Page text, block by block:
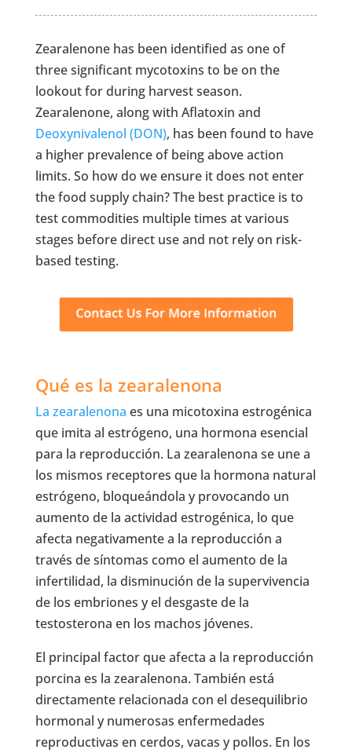
Zearalenone has been identified as one of
three significant mycotoxins to be on the
lookout for during harvest season.
Zearalenone, along with Aflatoxin and
Deoxynivalenol (DON), has been found to have
a higher prevalence of being above action
limits. So how do we ensure it does not enter
the food supply chain? The best practice is to
test commodities multiple times at various
stages before direct use and not rely on risk-
based testing.
Qué es la zearalenona
La zearalenona es una micotoxina estrogénica
que imita al estrógeno, una hormona esencial
para la reproducción. La zearalenona se une a
los mismos receptores que la hormona natural
estrógeno, bloqueándola y provocando un
aumento de la actividad estrogénica, lo que
afecta negativamente a la reproducción a
través de síntomas como el aumento de la
infertilidad, la disminución de la supervivencia
de los embriones y el desgaste de la
testosterona en los machos jóvenes.
El principal factor que afecta a la reproducción
porcina es la zearalenona. También está
directamente relacionada con el desequilibrio
hormonal y numerosas enfermedades
reproductivas en cerdos, vacas y pollos. En los